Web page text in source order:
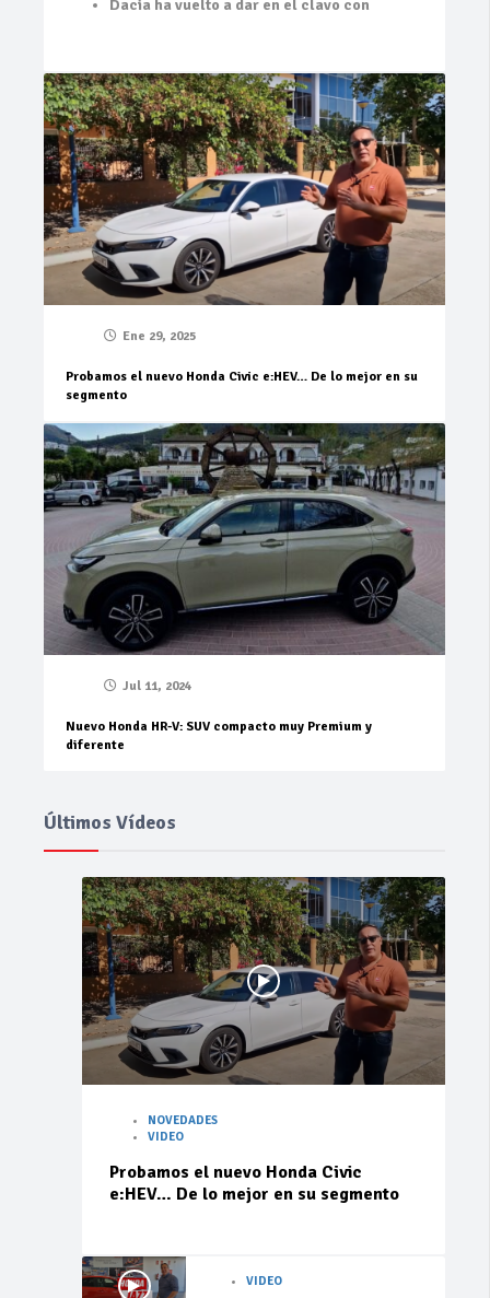
Dacia ha vuelto a dar en el clavo con
Ene 29, 2025
Probamos el nuevo Honda Civic e:HEV… De lo mejor en su
segmento
Jul 11, 2024
Nuevo Honda HR-V: SUV compacto muy Premium y
diferente
Últimos Vídeos
NOVEDADES
VIDEO
Probamos el nuevo Honda Civic
e:HEV… De lo mejor en su segmento
VIDEO